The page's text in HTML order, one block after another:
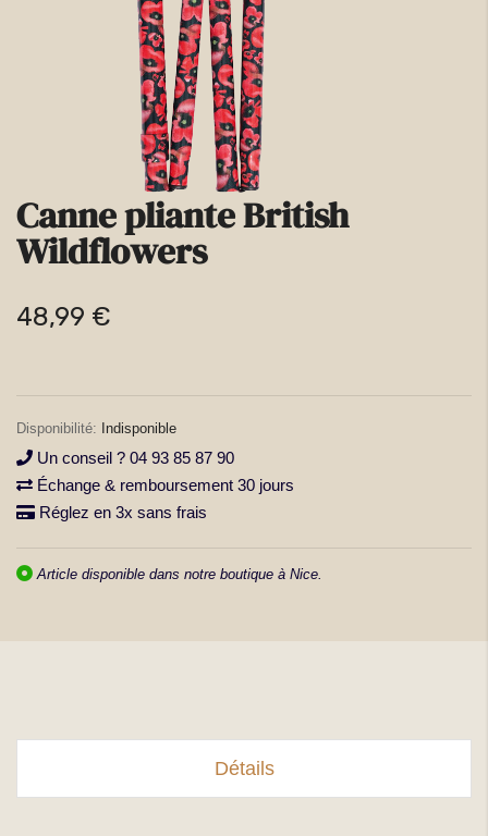
Passer
au
de
Canne pliante British
Wildflowers
48,99 €
Indisponible
Un conseil ? 04 93 85 87 90
Échange & remboursement 30 jours
Réglez en 3x sans frais
Article disponible dans notre boutique à Nice.
Détails